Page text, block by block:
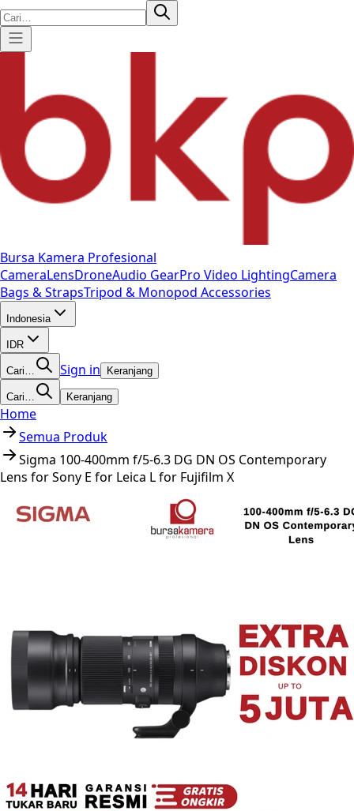
Bursa Kamera Profesional
CameraLensDroneAudio GearPro Video LightingCamera
Bags & StrapsTripod & Monopod Accessories
Indonesia
IDR
Cari… Sign in Keranjang
Cari… Keranjang
Home
Semua Produk
Sigma 100-400mm f/5-6.3 DG DN OS Contemporary
Lens for Sony E for Leica L for Fujifilm X